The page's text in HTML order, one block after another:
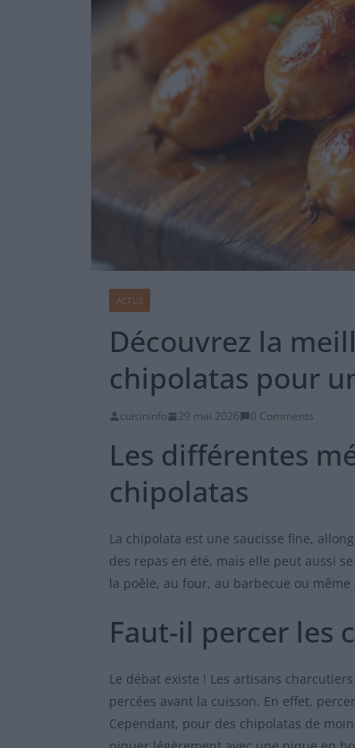
ACTUS
Découvrez la
chipolatas pour
cuisininfo 29 mai 2026 0 Comments
Les différentes
chipolatas
La chipolata est une saucisse fine,
des repas en été, mais elle peut aussi
la poêle, au four, au barbecue ou
Faut-il percer les
Le débat existe ! Les artisans
percées avant la cuisson. En effet,
Cependant, pour des chipolatas de